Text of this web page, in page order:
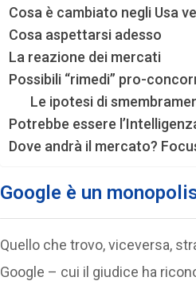
Cosa è cambiato negli Usa
Cosa aspettarsi adesso
La reazione dei mercati
Possibili “rimedi” pro-
Le ipotesi di
Potrebbe essere
Dove andrà il mercato?
Google è un
Quello che trovo, viceversa,
Google – cui il giudice ha